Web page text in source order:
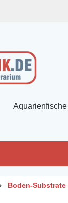
Aquarienfische
Boden-Substrate